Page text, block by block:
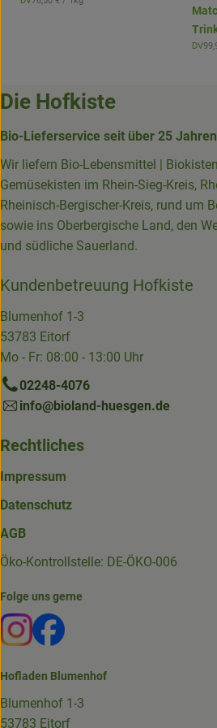
, Herkunft:
,
DV,
Die Hofkiste
Bio-Lieferservice seit über 25
Wir liefern Bio-Lebensmittel |
Gemüsekisten im Rhein-Sieg-Kreis,
Rheinisch-Bergischer-Kreis, rund um
sowie ins Oberbergische Land, den
und südliche Sauerland.
Kundenbetreuung Hofkiste
Blumenhof 1-3
53783 Eitorf
Mo - Fr: 08:00 - 13:00 Uhr
02248-4076
info@bioland-huesgen.de
Rechtliches
Impressum
Datenschutz
AGB
Öko-Kontrollstelle: DE-ÖKO-006
Folge uns gerne
Externer Link zu https://
Externer Link zu https://
Hofladen Blumenhof
Blumenhof 1-3
53783 Eitorf